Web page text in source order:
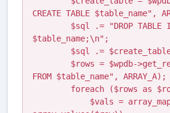
CREATE TABLE $table_name",
$table_name;\n";
FROM $table_name", ARRAY_A);